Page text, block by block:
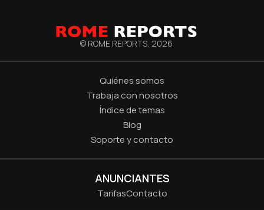
© ROME REPORTS, 2026
Quiénes somos
Trabaja con nosotros
Índice de temas
Blog
Soporte y contacto
ANUNCIANTES
TarifasContacto